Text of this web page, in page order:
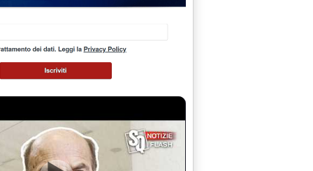
dei 15 gradi